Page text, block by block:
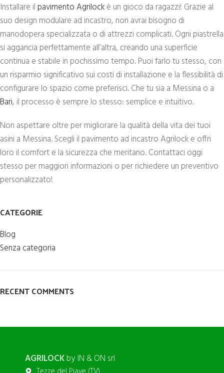
Installare ilpavimento Agrilockè un gioco da ragazzi! Grazie al
suo design modulare ad incastro, non avrai bisogno di
manodopera specializzata o di attrezzi complicati. Ogni piastrella
si aggancia perfettamente all’altra, creando una superficie
continua e stabile in pochissimo tempo. Puoi farlo tu stesso, con
un risparmio significativo sui costi di installazione e la flessibilità di
configurare lo spazio come preferisci. Che tu sia a Messina o a
Bari, il processo è sempre lo stesso: semplice e intuitivo.
Non aspettare oltre per migliorare la qualità della vita dei tuoi
asini a Messina. Scegli il pavimento ad incastro Agrilock e offri
loro il comfort e la sicurezza che meritano. Contattaci oggi
stesso per maggiori informazioni o per richiedere un preventivo
personalizzato!
CATEGORIE
Blog
Senza categoria
RECENT COMMENTS
AGRILOCKby IN & ON srl